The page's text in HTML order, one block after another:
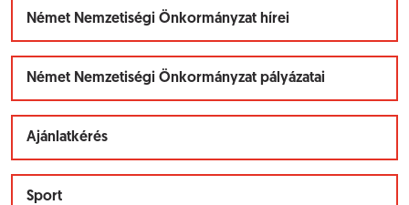
Német Nemzetiségi Önkormányzat hírei
Német Nemzetiségi Önkormányzat pályázatai
Ajánlatkérés
Sport